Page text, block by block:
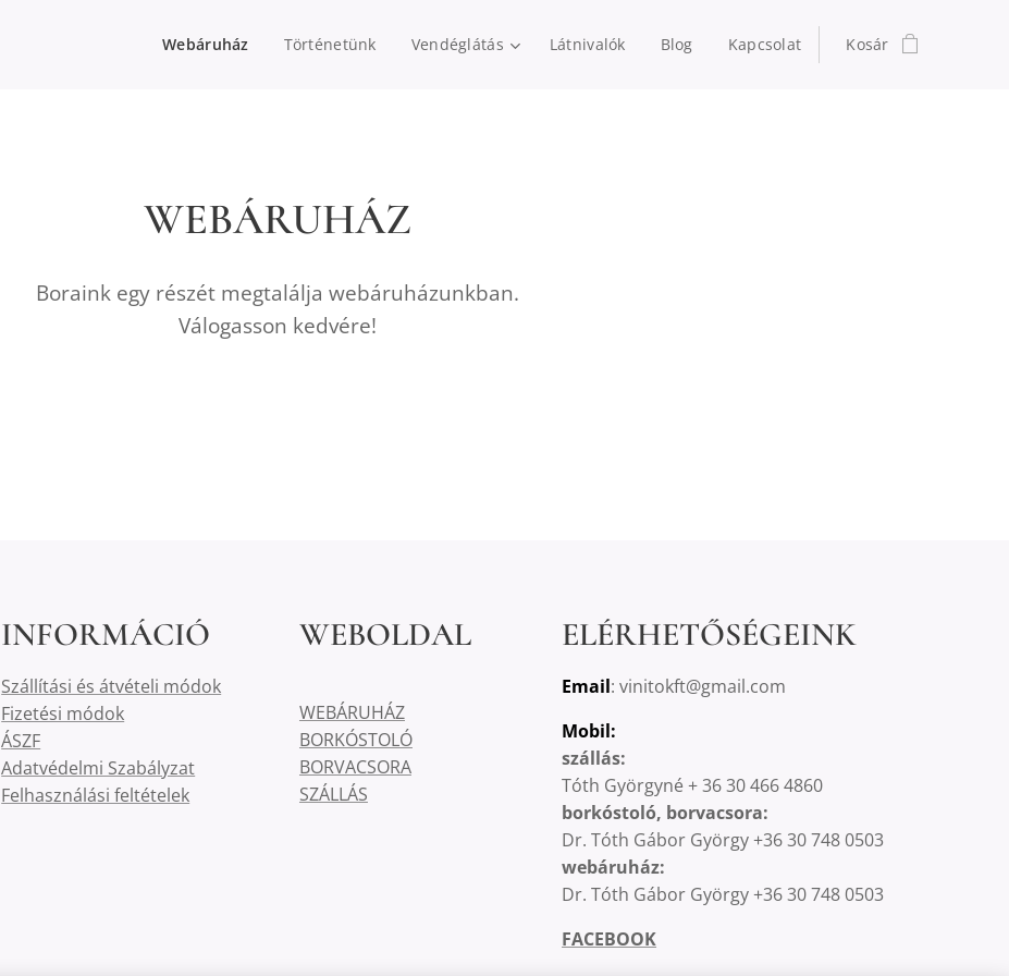
Webáruház Történetünk Vendéglátás Látnivalók Blog Kapcsolat Kosár
WEBÁRUHÁZ
Boraink egy részét megtalálja webáruházunkban.
Válogasson kedvére!
INFORMÁCIÓ
Szállítási és átvételi módok
Fizetési módok
ÁSZF
Adatvédelmi Szabályzat
Felhasználási feltételek
WEBOLDAL
WEBÁRUHÁZ
BORKÓSTOLÓ
BORVACSORA
SZÁLLÁS
ELÉRHETŐSÉGEINK
Email: vinitokft@gmail.com
Mobil:
szállás:
Tóth Györgyné + 36 30 466 4860
borkóstoló, borvacsora:
Dr. Tóth Gábor György +36 30 748 0503
webáruház:
Dr. Tóth Gábor György +36 30 748 0503
FACEBOOK